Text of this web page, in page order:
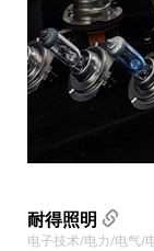
耐得照明
电子技术/电力/电气/